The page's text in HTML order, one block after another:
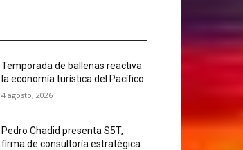
Temporada de ballenas reactiva
la economía turística del Pacífico
4 agosto, 2026
Pedro Chadid presenta S5T,
firma de consultoría estratégica